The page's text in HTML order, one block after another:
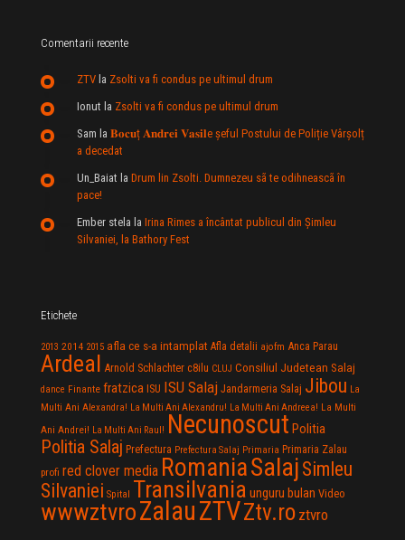
Comentarii recente
ZTV la Zsolti va fi condus pe ultimul drum
Ionut la Zsolti va fi condus pe ultimul drum
Sam la 𝐁𝐨𝐜𝐮ț 𝐀𝐧𝐝𝐫𝐞𝐢 𝐕𝐚𝐬𝐢𝐥e şeful Postului de Poliție Vârșolț
a decedat
Un_Baiat la Drum lin Zsolti. Dumnezeu sã te odihneascã în
pace!
Ember stela la Irina Rimes a încântat publicul din Şimleu
Silvaniei, la Bathory Fest
Etichete
2013 2014 2015 afla ce s-a intamplat Afla detalii ajofm Anca Parau
Ardeal Arnold Schlachter c8ilu CLUJ Consiliul Judetean Salaj
dance Finante fratzica ISU ISU Salaj Jandarmeria Salaj Jibou La
Multi Ani Alexandra! La Multi Ani Alexandru! La Multi Ani Andreea! La Multi
Ani Andrei! La Multi Ani Raul! Necunoscut Politia
Politia Salaj Prefectura Prefectura Salaj Primaria Primaria Zalau
profi red clover media RomaniaSalaj Simleu
Silvaniei Spital Transilvania unguru bulan Video
wwwztvroZalauZTVZtv.ro ztvro